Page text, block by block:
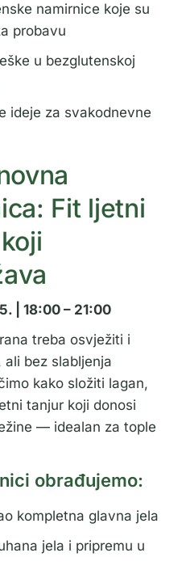
namirnice koje su
probavu
u bezglutenskoj
ideje za svakodnevne
Fit ljetni
| 18:00 – 21:00
treba osvježiti i
ali bez slabljenja
kako složiti lagan,
tanjur koji donosi
— idealan za tople
obrađujemo:
kompletna glavna jela
jela i pripremu u